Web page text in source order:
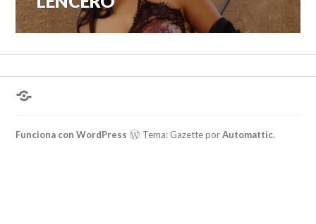
entradas
Funciona con WordPress Tema: Gazette porAutomattic.